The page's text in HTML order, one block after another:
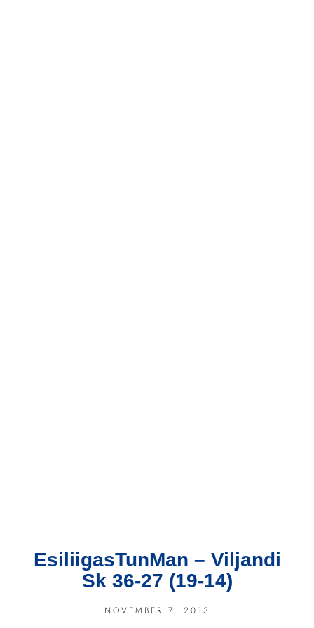
EsiliigasTunMan – Viljandi
Sk 36-27 (19-14)
NOVEMBER 7, 2013